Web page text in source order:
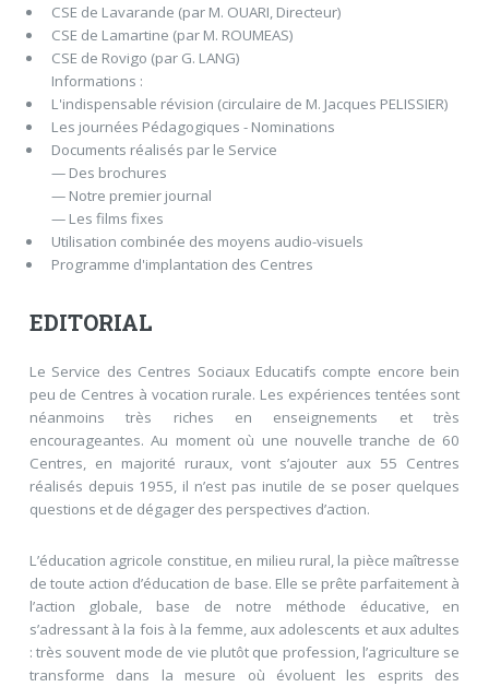
CSE de Lavarande (par M. OUARI, Directeur)
CSE de Lamartine (par M. ROUMEAS)
CSE de Rovigo (par G. LANG)
Informations :
L'indispensable révision (circulaire de M. Jacques PELISSIER)
Les journées Pédagogiques - Nominations
Documents réalisés par le Service
— Des brochures
— Notre premier journal
— Les films fixes
Utilisation combinée des moyens audio-visuels
Programme d'implantation des Centres
EDITORIAL
Le Service des Centres Sociaux Educatifs compte encore bein
peu de Centres à vocation rurale. Les expériences tentées sont
néanmoins très riches en enseignements et très
encourageantes. Au moment où une nouvelle tranche de 60
Centres, en majorité ruraux, vont s’ajouter aux 55 Centres
réalisés depuis 1955, il n’est pas inutile de se poser quelques
questions et de dégager des perspectives d’action.
L’éducation agricole constitue, en milieu rural, la pièce maîtresse
de toute action d’éducation de base. Elle se prête parfaitement à
l’action globale, base de notre méthode éducative, en
s’adressant à la fois à la femme, aux adolescents et aux adultes
: très souvent mode de vie plutôt que profession, l’agriculture se
transforme dans la mesure où évoluent les esprits des